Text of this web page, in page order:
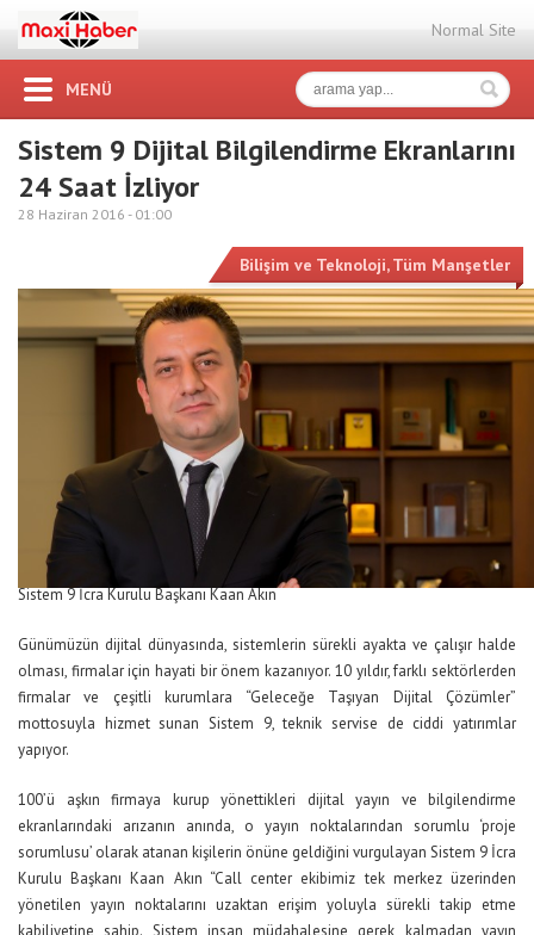
Normal Site
MENÜ
Sistem 9 Dijital Bilgilendirme Ekranlarını
24 Saat İzliyor
28 Haziran 2016 - 01:00
Bilişim ve Teknoloji,Tüm Manşetler
Sistem 9 İcra Kurulu Başkanı Kaan Akın
Günümüzün dijital dünyasında, sistemlerin sürekli ayakta ve çalışır halde
olması, firmalar için hayati bir önem kazanıyor. 10 yıldır, farklı sektörlerden
firmalar ve çeşitli kurumlara “Geleceğe Taşıyan Dijital Çözümler”
mottosuyla hizmet sunan Sistem 9, teknik servise de ciddi yatırımlar
yapıyor.
100’ü aşkın firmaya kurup yönettikleri dijital yayın ve bilgilendirme
ekranlarındaki arızanın anında, o yayın noktalarından sorumlu ‘proje
sorumlusu’ olarak atanan kişilerin önüne geldiğini vurgulayan Sistem 9 İcra
Kurulu Başkanı Kaan Akın “Call center ekibimiz tek merkez üzerinden
yönetilen yayın noktalarını uzaktan erişim yoluyla sürekli takip etme
kabiliyetine sahip. Sistem insan müdahalesine gerek kalmadan yayın